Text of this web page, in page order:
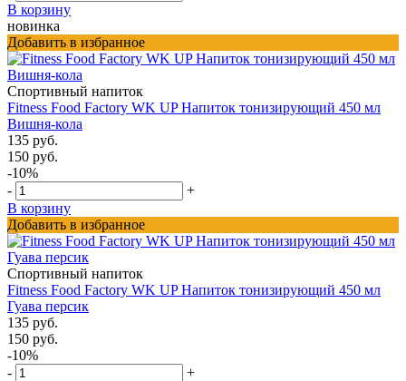
В корзину
новинка
Добавить в избранное
Спортивный напиток
Fitness Food Factory WK UP Напиток тонизирующий 450 мл
Вишня-кола
135 руб.
150 руб.
-10%
-
+
В корзину
Добавить в избранное
Спортивный напиток
Fitness Food Factory WK UP Напиток тонизирующий 450 мл
Гуава персик
135 руб.
150 руб.
-10%
-
+